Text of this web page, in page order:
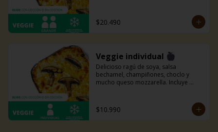
$20.490
Veggie individual
Delicioso ragú de soya, salsa
bechamel, champiñones, choclo y
mucho queso mozzarella. Incluye
$10.990